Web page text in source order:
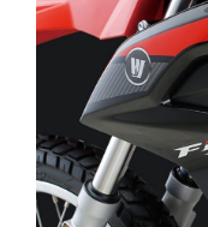
D
C
I
Á
R
I
A